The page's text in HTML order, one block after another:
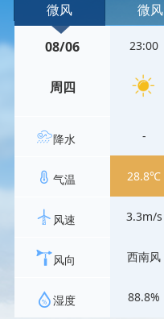
微风
微风
08/06
周四
降水
气温
风速
风向
湿度
23:00
-
28.8℃
3.3m/s
西南风
88.8%